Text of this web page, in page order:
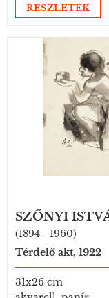
RÉSZLETEK
SZŐNYI
(1894 - 1960)
Térdelő akt, 1922
31x26 cm